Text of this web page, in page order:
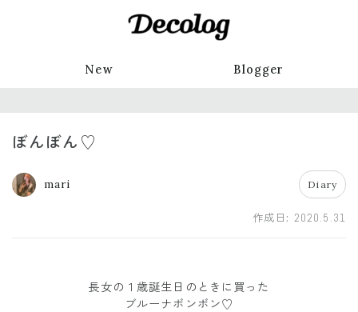
New Blogger
ぼんぼん♡
mari Diary
作成日: 2020.5.31
長女の１歳誕生日のときに買った
ブルーナボンボン♡